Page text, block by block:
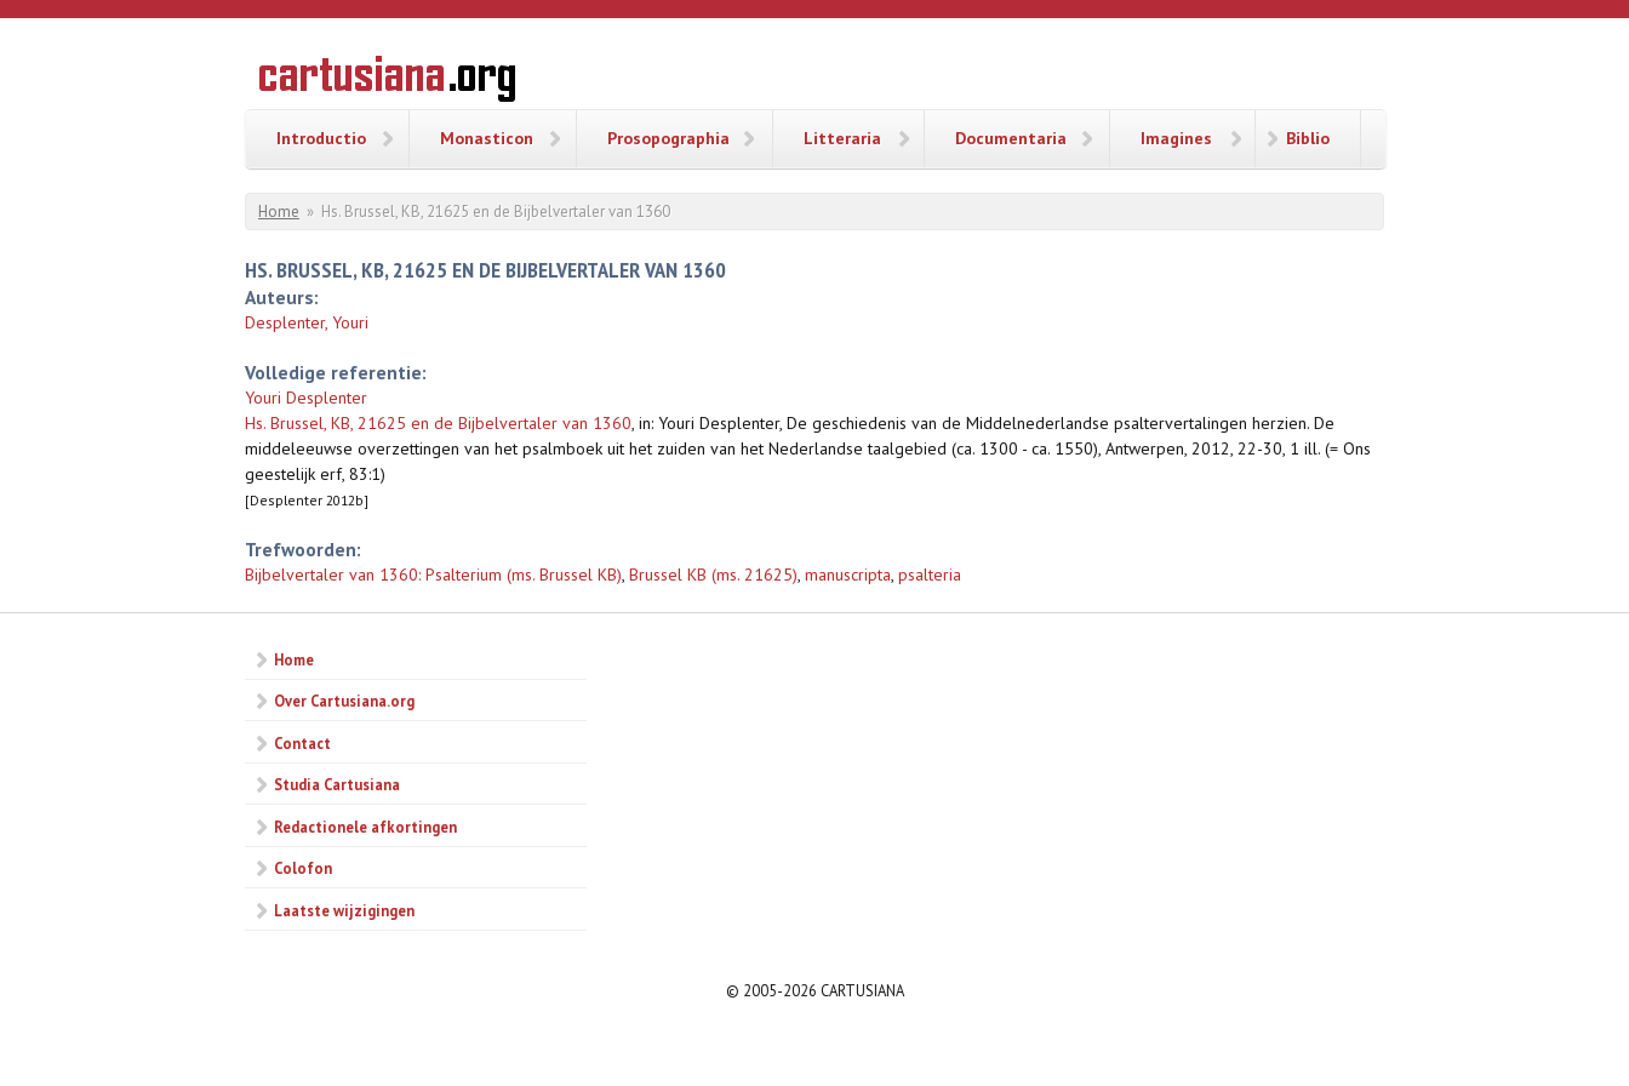
Overslaan en naar de inhoud gaan
CARTUSIANA
Geschiedenis
van de
Introductio Monasticon Prosopographia Litteraria Documentaria Imagines Biblio
U bent hier
Home » Hs. Brussel, KB, 21625 en de Bijbelvertaler van 1360
HS. BRUSSEL, KB, 21625 EN DE BIJBELVERTALER VAN 1360
Auteurs:
Desplenter, Youri
Volledige referentie:
Youri Desplenter
Hs. Brussel, KB, 21625 en de Bijbelvertaler van 1360, in: Youri Desplenter, De geschiedenis van de Middelnederlandse psaltervertalingen herzien. De
middeleeuwse overzettingen van het psalmboek uit het zuiden van het Nederlandse taalgebied (ca. 1300 - ca. 1550), Antwerpen, 2012, 22-30, 1 ill. (= Ons
geestelijk erf, 83:1)
[Desplenter 2012b]
Trefwoorden:
Bijbelvertaler van 1360: Psalterium (ms. Brussel KB), Brussel KB (ms. 21625), manuscripta, psalteria
Home
Over Cartusiana.org
Contact
Studia Cartusiana
Redactionele afkortingen
Colofon
Laatste wijzigingen
© 2005-2026 CARTUSIANA